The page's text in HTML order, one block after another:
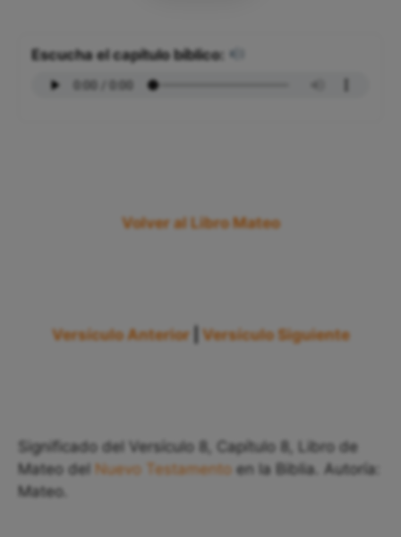
Escucha el capítulo bíblico:
Volver al Libro Mateo
Versículo Anterior Versículo Siguiente
Significado del Versículo 8, Capítulo 8, Libro de
Mateo del Nuevo Testamento en la Biblia. Autoría:
Mateo.